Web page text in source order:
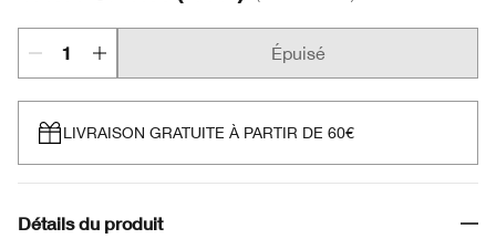
Épuisé
LIVRAISON GRATUITE À PARTIR DE 60€
Détails du produit